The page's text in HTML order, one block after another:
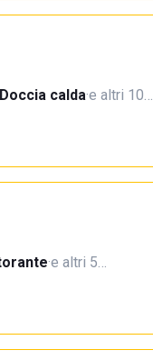
Doccia calda·e altri 10…
·e altri 5…